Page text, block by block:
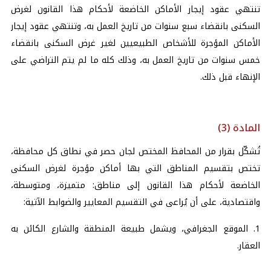
تنتهي عقود إيجار الأماكن الخاضعة لأحكام هذا القانون لغرض
السكنى بانقضاء سبع سنوات من تاريخ العمل به، وتنتهي عقود إيجار
الأماكن المؤجرة للأشخاص الطبيعيين لغير غرض السكنى بانقضاء
خمس سنوات من تاريخ العمل به، وذلك كله ما لم يتم التراضي على
الإنهاء قبل ذلك.
المادة (3)
تُشكّل بقرار من المحافظ المختص لجان حصر في نطاق كل محافظة،
تختص بتقسيم المناطق التي بها أماكن مؤجرة لغرض السكنى
الخاضعة لأحكام هذا القانون إلى مناطق: متميزة، ومتوسطة،
واقتصادية، على أن يُراعى في التقسيم المعايير والضوابط الآتية:
1. الموقع الجغرافي، ويشمل طبيعة المنطقة والشارع الكائن به
العقار.